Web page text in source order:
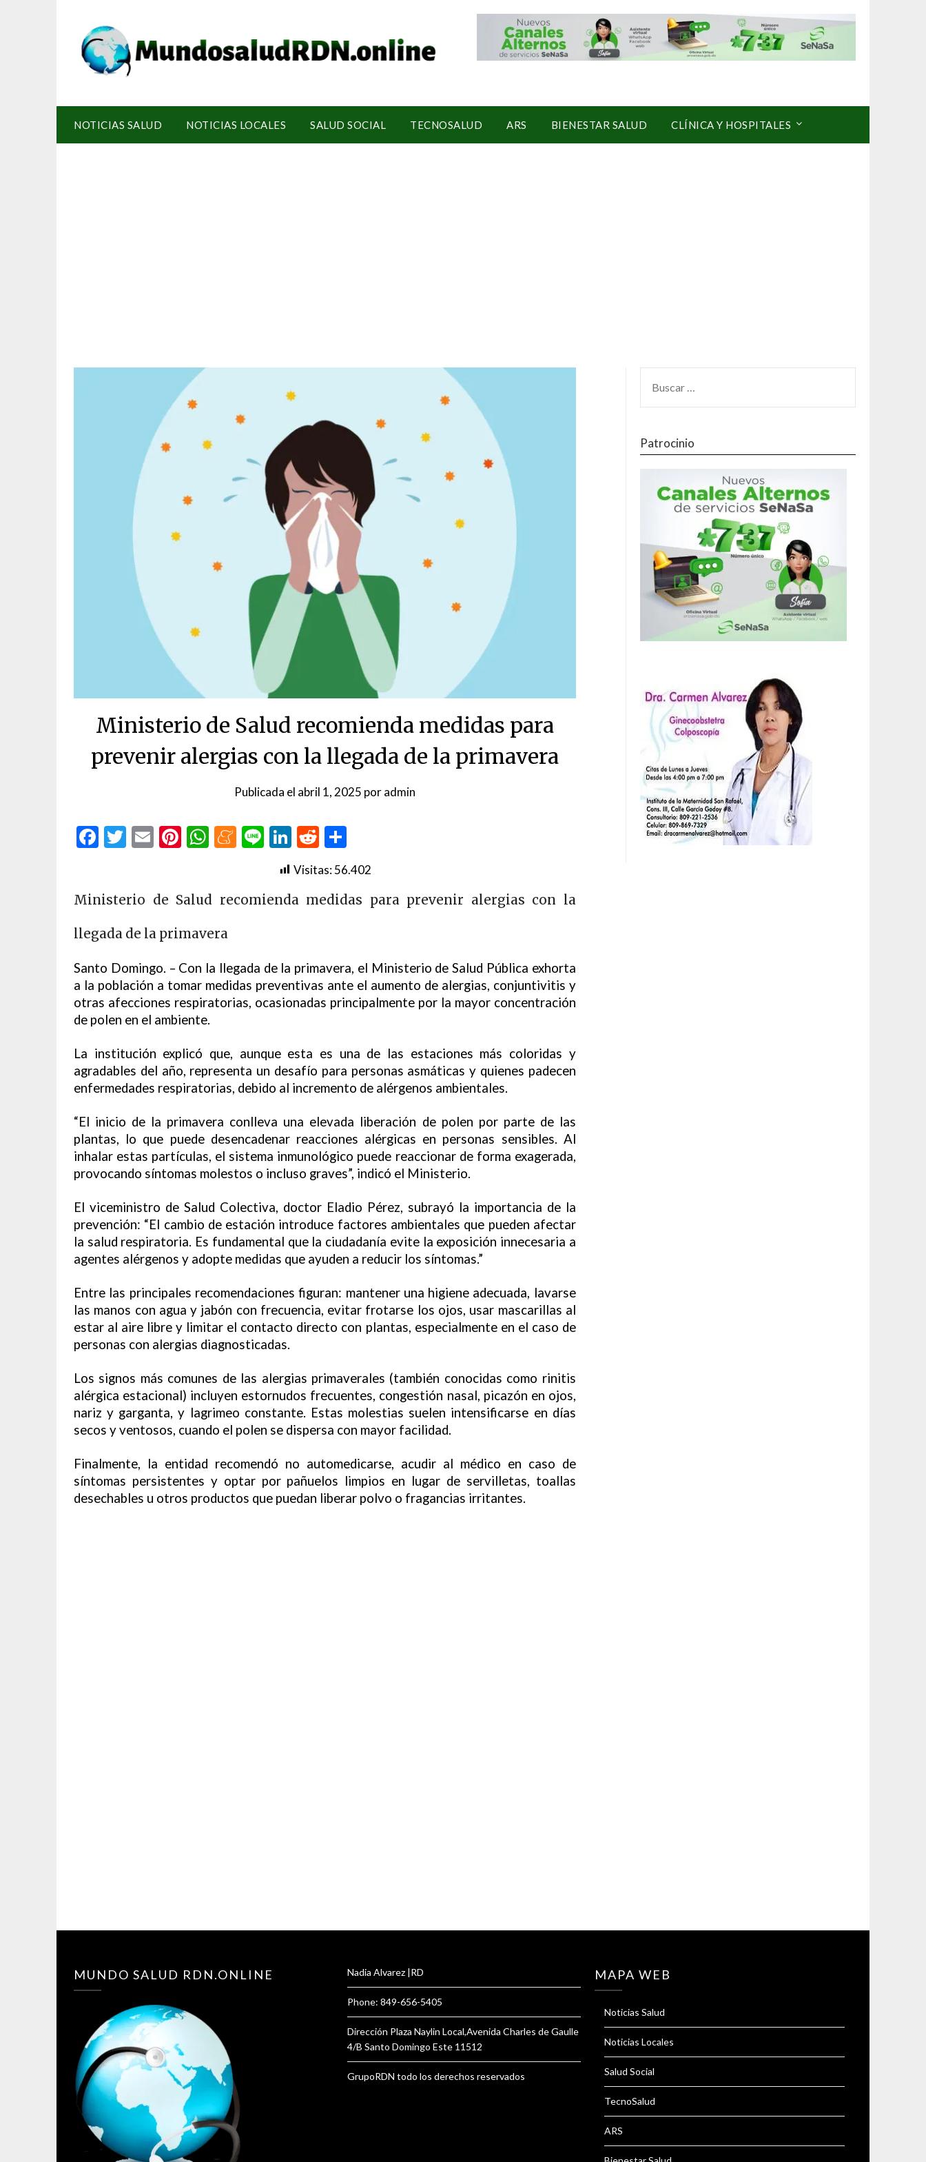
NOTICIAS SALUD NOTICIAS LOCALES SALUD SOCIAL TECNOSALUD ARS BIENESTAR SALUD CLÍNICA Y HOSPITALES
Ministerio de Salud recomienda medidas para
prevenir alergias con la llegada de la primavera
Publicada el abril 1, 2025 poradmin
Facebook
Twitter
EmailPinterest
WhatsApp
Meneame
LineLinkedIn
Reddit
Visitas:56.402
Ministerio de Salud recomienda medidas para prevenir alergias con la
llegada de la primavera
Santo Domingo. – Con la llegada de la primavera, el Ministerio de Salud Pública exhorta
a la población a tomar medidas preventivas ante el aumento de alergias, conjuntivitis y
otras afecciones respiratorias, ocasionadas principalmente por la mayor concentración
de polen en el ambiente.
La institución explicó que, aunque esta es una de las estaciones más coloridas y
agradables del año, representa un desafío para personas asmáticas y quienes padecen
enfermedades respiratorias, debido al incremento de alérgenos ambientales.
“El inicio de la primavera conlleva una elevada liberación de polen por parte de las
plantas, lo que puede desencadenar reacciones alérgicas en personas sensibles. Al
inhalar estas partículas, el sistema inmunológico puede reaccionar de forma exagerada,
provocando síntomas molestos o incluso graves”, indicó el Ministerio.
El viceministro de Salud Colectiva, doctor Eladio Pérez, subrayó la importancia de la
prevención: “El cambio de estación introduce factores ambientales que pueden afectar
la salud respiratoria. Es fundamental que la ciudadanía evite la exposición innecesaria a
agentes alérgenos y adopte medidas que ayuden a reducir los síntomas.”
Entre las principales recomendaciones figuran: mantener una higiene adecuada, lavarse
las manos con agua y jabón con frecuencia, evitar frotarse los ojos, usar mascarillas al
estar al aire libre y limitar el contacto directo con plantas, especialmente en el caso de
personas con alergias diagnosticadas.
Los signos más comunes de las alergias primaverales (también conocidas como rinitis
alérgica estacional) incluyen estornudos frecuentes, congestión nasal, picazón en ojos,
nariz y garganta, y lagrimeo constante. Estas molestias suelen intensificarse en días
secos y ventosos, cuando el polen se dispersa con mayor facilidad.
Finalmente, la entidad recomendó no automedicarse, acudir al médico en caso de
síntomas persistentes y optar por pañuelos limpios en lugar de servilletas, toallas
desechables u otros productos que puedan liberar polvo o fragancias irritantes.
Patrocinio
MUNDO SALUD RDN.ONLINE Nadia Alvarez |RD
Phone: 849-656-5405
Dirección Plaza Naylin Local,Avenida Charles de Gaulle
4/B Santo Domingo Este 11512
GrupoRDN todo los derechos reservados
MAPA WEB
Noticias Salud
Noticias Locales
Salud Social
TecnoSalud
ARS